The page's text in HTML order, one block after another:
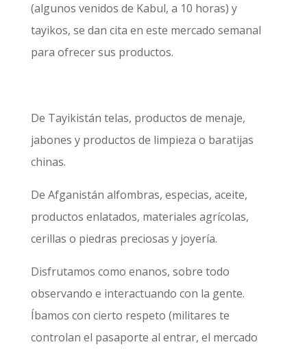
(algunos venidos de Kabul, a 10 horas) y
tayikos, se dan cita en este mercado semanal
para ofrecer sus productos.
De Tayikistán telas, productos de menaje,
jabones y productos de limpieza o baratijas
chinas.
De Afganistán alfombras, especias, aceite,
productos enlatados, materiales agrícolas,
cerillas o piedras preciosas y joyería.
Disfrutamos como enanos, sobre todo
observando e interactuando con la gente.
Íbamos con cierto respeto (militares te
controlan el pasaporte al entrar, el mercado